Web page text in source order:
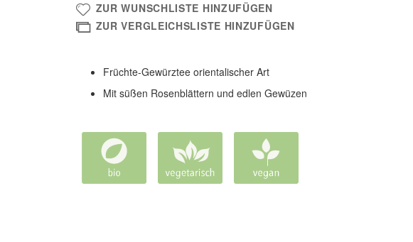
ZUR WUNSCHLISTE HINZUFÜGEN
ZUR VERGLEICHSLISTE HINZUFÜGEN
Früchte-Gewürztee orientalischer Art
Mit süßen Rosenblättern und edlen Gewüzen